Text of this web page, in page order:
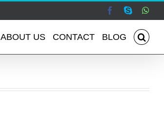
Facebook
Skype
ABOUT US CONTACT BLOG